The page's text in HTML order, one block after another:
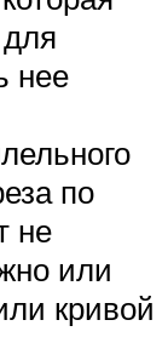
нее
по
не
или
кривой